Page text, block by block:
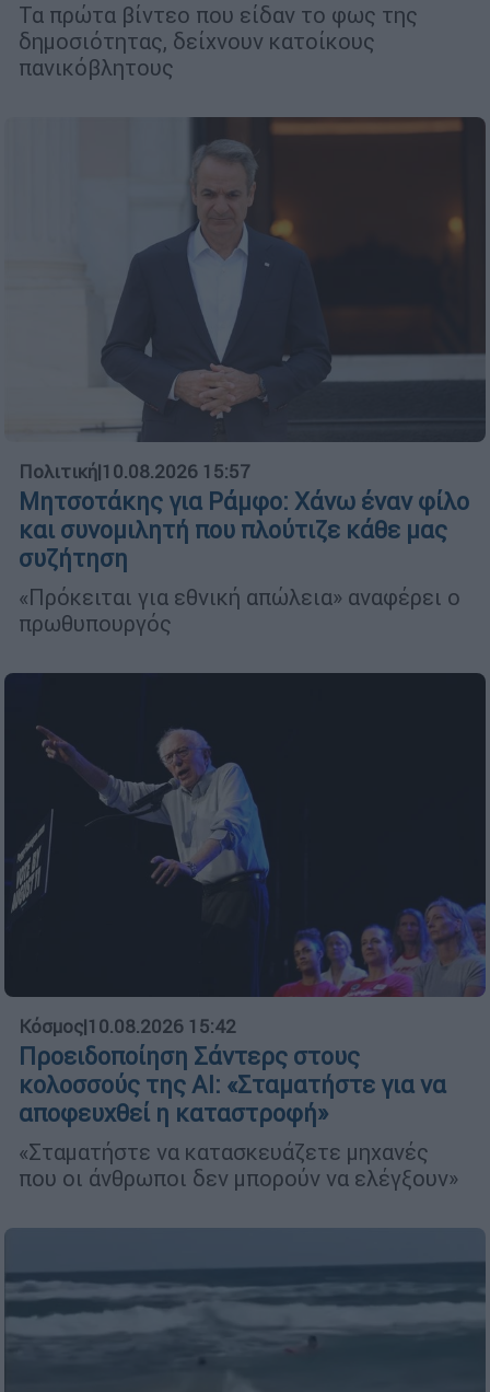
Τα πρώτα βίντεο που είδαν το φως της
δημοσιότητας, δείχνουν κατοίκους
πανικόβλητους
Πολιτική|10.08.2026 15:57
Μητσοτάκης για Ράμφο: Χάνω έναν φίλο
και συνομιλητή που πλούτιζε κάθε μας
συζήτηση
«Πρόκειται για εθνική απώλεια» αναφέρει ο
πρωθυπουργός
Κόσμος|10.08.2026 15:42
Προειδοποίηση Σάντερς στους
κολοσσούς της ΑΙ: «Σταματήστε για να
αποφευχθεί η καταστροφή»
«Σταματήστε να κατασκευάζετε μηχανές
που οι άνθρωποι δεν μπορούν να ελέγξουν»